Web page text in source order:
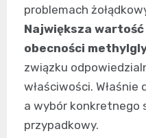
problemach
Największa wartość
obecności
związku
właściwości.
a wybór konkretnego
przypadkowy.